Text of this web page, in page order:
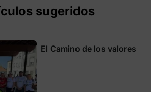
sugeridos
El Camino de los valores